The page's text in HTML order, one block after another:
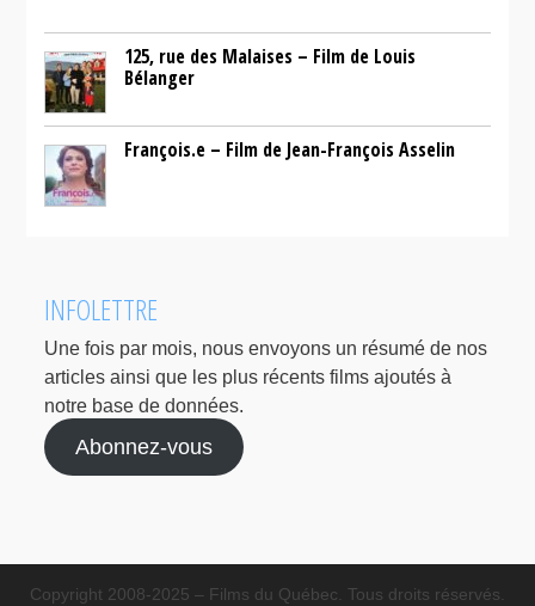
125, rue des Malaises – Film de Louis
Bélanger
François.e – Film de Jean-François Asselin
INFOLETTRE
Une fois par mois, nous envoyons un résumé de nos
articles ainsi que les plus récents films ajoutés à
notre base de données.
Abonnez-vous
Copyright 2008-2025 – Films du Québec. Tous droits réservés.